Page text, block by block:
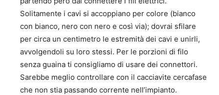
Solitamente i cavi si accoppiano per colore (bianco
con bianco, nero con nero e così via); dovrai sfilare
per circa un centimetro le estremità dei cavi e unirli,
avvolgendoli su loro stessi. Per le porzioni di filo
senza guaina ti consigliamo di usare dei connettori.
Sarebbe meglio controllare con il cacciavite cercafase
che non stia passando corrente nell’impianto.